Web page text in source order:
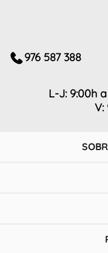
976 587 388
L-J: 9:00h a
V: